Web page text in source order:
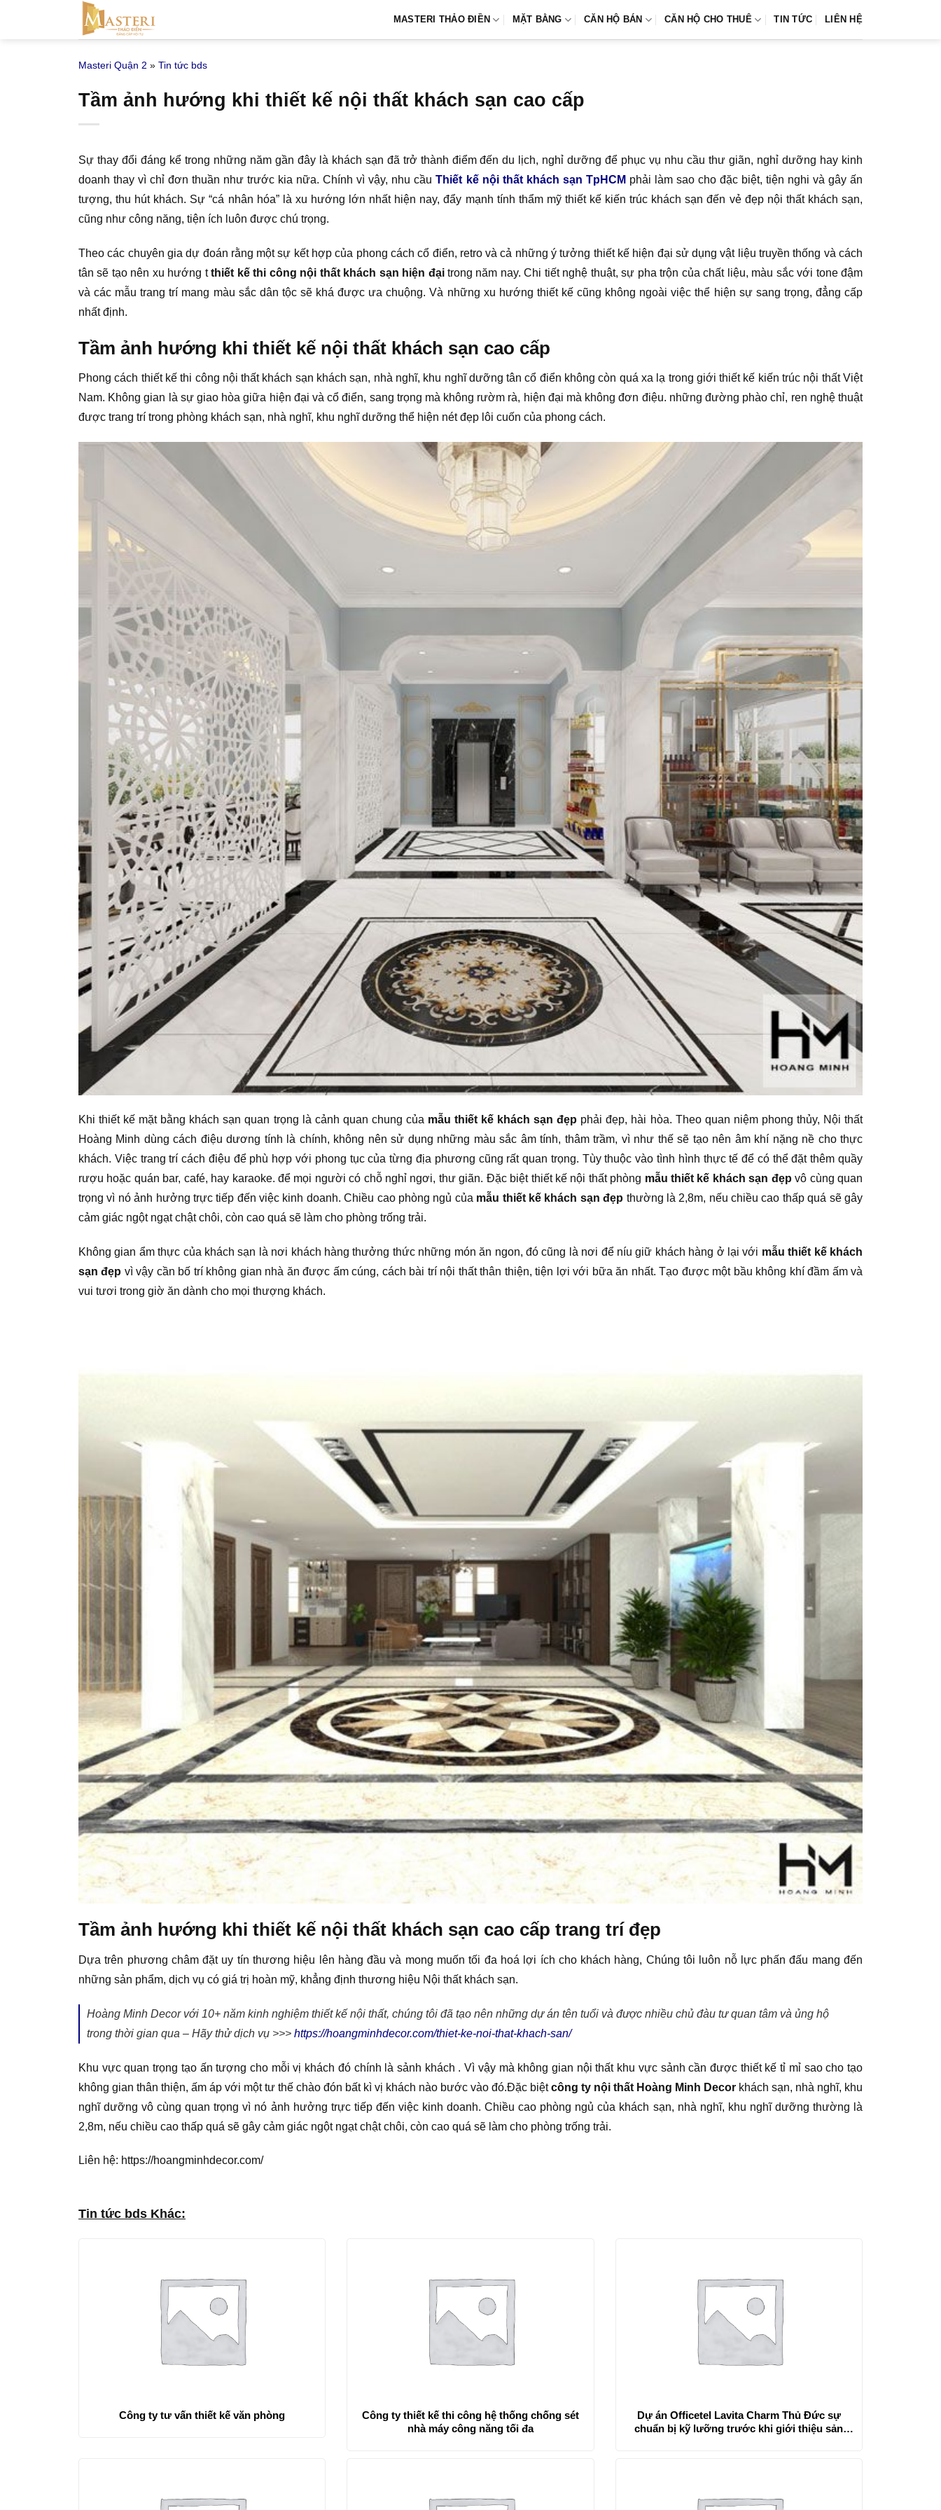
MASTERI THẢO ĐIỀN MẶT BẰNG CĂN HỘ BÁN CĂN HỘ CHO THUÊ TIN TỨC LIÊN HỆ
Masteri Quận 2 » Tin tức bds
Tầm ảnh hướng khi thiết kế nội thất khách sạn cao cấp
Sự thay đổi đáng kể trong những năm gần đây là khách sạn đã trở thành điểm đến du lịch, nghỉ dưỡng để phục vụ nhu cầu thư giãn, nghỉ dưỡng hay kinh
doanh thay vì chỉ đơn thuần như trước kia nữa. Chính vì vậy, nhu cầuThiết kế nội thất khách sạn TpHCM phải làm sao cho đặc biệt, tiện nghi và gây ấn
tượng, thu hút khách. Sự “cá nhân hóa” là xu hướng lớn nhất hiện nay, đẩy mạnh tính thẩm mỹ thiết kế kiến trúc khách sạn đến vẻ đẹp nội thất khách sạn,
cũng như công năng, tiện ích luôn được chú trọng.
Theo các chuyên gia dự đoán rằng một sự kết hợp của phong cách cổ điển, retro và cả những ý tưởng thiết kế hiện đại sử dụng vật liệu truyền thống và cách
tân sẽ tạo nên xu hướng tthiết kế thi công nội thất khách sạn hiện đạitrong năm nay. Chi tiết nghệ thuật, sự pha trộn của chất liệu, màu sắc với tone đậm
và các mẫu trang trí mang màu sắc dân tộc sẽ khá được ưa chuộng. Và những xu hướng thiết kế cũng không ngoài việc thể hiện sự sang trọng, đẳng cấp
nhất định.
Tầm ảnh hướng khi thiết kế nội thất khách sạn cao cấp
Phong cách thiết kế thi công nội thất khách sạn khách sạn, nhà nghĩ, khu nghĩ dưỡng tân cổ điển không còn quá xa lạ trong giới thiết kế kiến trúc nội thất Việt
Nam. Không gian là sự giao hòa giữa hiện đại và cổ điển, sang trọng mà không rườm rà, hiện đại mà không đơn điệu. những đường phào chỉ, ren nghệ thuật
được trang trí trong phòng khách sạn, nhà nghĩ, khu nghĩ dưỡng thể hiện nét đẹp lôi cuốn của phong cách.
Khi thiết kế mặt bằng khách sạn quan trọng là cảnh quan chung của mẫu thiết kế khách sạn đẹp phải đẹp, hài hòa. Theo quan niệm phong thủy, Nội thất
Hoàng Minh dùng cách điệu dương tính là chính, không nên sử dụng những màu sắc âm tính, thâm trầm, vì như thế sẽ tạo nên âm khí nặng nề cho thực
khách. Việc trang trí cách điệu để phù hợp với phong tục của từng địa phương cũng rất quan trọng. Tùy thuộc vào tình hình thực tế để có thể đặt thêm quầy
rượu hoặc quán bar, café, hay karaoke. để mọi người có chỗ nghỉ ngơi, thư giãn. Đặc biệt thiết kế nội thất phòng mẫu thiết kế khách sạn đẹp vô cùng quan
trọng vì nó ảnh hưởng trực tiếp đến việc kinh doanh. Chiều cao phòng ngủ của mẫu thiết kế khách sạn đẹp thường là 2,8m, nếu chiều cao thấp quá sẽ gây
cảm giác ngột ngạt chật chôi, còn cao quá sẽ làm cho phòng trống trải.
Không gian ẩm thực của khách sạn là nơi khách hàng thưởng thức những món ăn ngon, đó cũng là nơi để níu giữ khách hàng ở lại với mẫu thiết kế khách
sạn đẹp vì vậy cần bố trí không gian nhà ăn được ấm cúng, cách bài trí nội thất thân thiện, tiện lợi với bữa ăn nhất. Tạo được một bầu không khí đầm ấm và
vui tươi trong giờ ăn dành cho mọi thượng khách.
Tầm ảnh hướng khi thiết kế nội thất khách sạn cao cấp trang trí đẹp
Dựa trên phương châm đặt uy tín thương hiệu lên hàng đầu và mong muốn tối đa hoá lợi ích cho khách hàng, Chúng tôi luôn nỗ lực phấn đấu mang đến
những sản phẩm, dịch vụ có giá trị hoàn mỹ, khẳng định thương hiệu Nội thất khách sạn.
Hoàng Minh Decor với 10+ năm kinh nghiệm thiết kế nội thất, chúng tôi đã tạo nên những dự án tên tuổi và được nhiều chủ đàu tư quan tâm và ủng hộ
trong thời gian qua – Hãy thử dịch vụ >>> https://hoangminhdecor.com/thiet-ke-noi-that-khach-san/
Khu vực quan trọng tạo ấn tượng cho mỗi vị khách đó chính là sảnh khách . Vì vậy mà không gian nội thất khu vực sảnh cần được thiết kế tỉ mỉ sao cho tạo
không gian thân thiện, ấm áp với một tư thế chào đón bất kì vị khách nào bước vào đó.Đặc biệtcông ty nội thất Hoàng Minh Decor khách sạn, nhà nghĩ, khu
nghĩ dưỡng vô cùng quan trọng vì nó ảnh hưởng trực tiếp đến việc kinh doanh. Chiều cao phòng ngủ của khách sạn, nhà nghĩ, khu nghĩ dưỡng thường là
2,8m, nếu chiều cao thấp quá sẽ gây cảm giác ngột ngạt chật chôi, còn cao quá sẽ làm cho phòng trống trải.
Liên hệ: https://hoangminhdecor.com/
Tin tức bds Khác:
Công ty tư vấn thiết kế văn phòng
Công ty thiết kế thi công hệ thống chống sét
nhà máy công năng tối đa
Dự án Officetel Lavita Charm Thủ Đức sự
chuẩn bị kỹ lưỡng trước khi giới thiệu sản